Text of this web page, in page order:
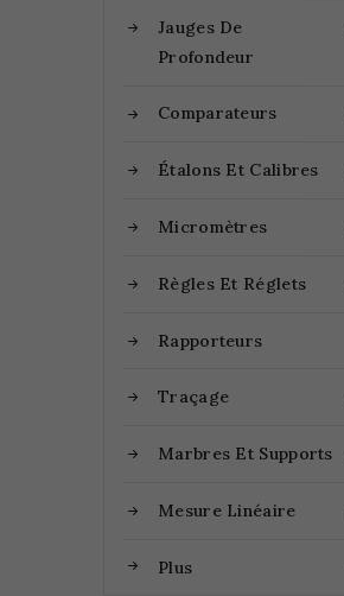
Jauges De
Profondeur
Comparateurs
Étalons Et Calibres
Micromètres
Règles Et Réglets
Rapporteurs
Traçage
Marbres Et Supports
Mesure Linéaire
Plus